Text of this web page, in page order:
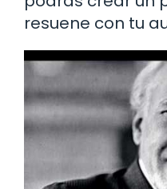
resuene con tu